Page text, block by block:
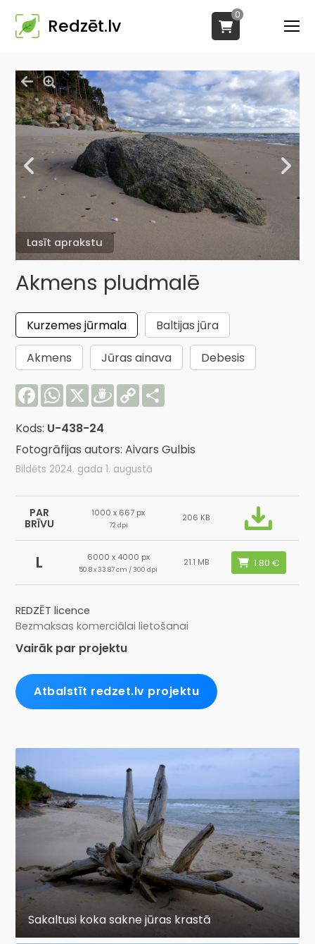
Redzēt.lv
0
Lasīt aprakstu
Akmens pludmalē
Kurzemes jūrmala
Baltijas jūra
Akmens
Jūras ainava
Debesis
FacebookWhatsApp
X Draugiem
Copy
Link
Kods: U-438-24
Fotogrāfijas autors: Aivars Gulbis
Bildēts 2024. gada 1. augustā
PAR
BRĪVU
1000 x 667 px
72 dpi
206 KB
L 6000 x 4000 px
50.8 x 33.87 cm / 300 dpi
21.1 MB
REDZĒT licence
Bezmaksas komerciālai lietošanai
Vairāk par projektu
Atbalstīt redzet.lv projektu
Sakaltusi koka sakne jūras krastā